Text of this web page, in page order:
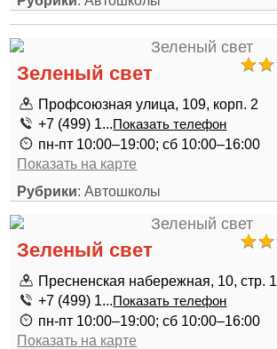
Зеленый свет
Профсоюзная улица, 109, корп. 2
+7 (499) 1...Показать телефон
пн-пт 10:00–19:00; сб 10:00–16:00
Показать на карте
Рубрики: Автошколы
Зеленый свет
Пресненская набережная, 10, стр. 1
+7 (499) 1...Показать телефон
пн-пт 10:00–19:00; сб 10:00–16:00
Показать на карте